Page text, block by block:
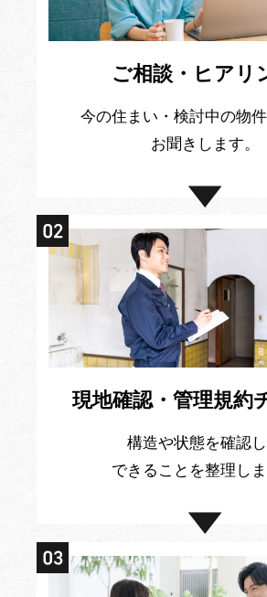
ご相談・ヒアリ
今の住まい・検討中の物
お聞きします。
現地確認・管理規約
構造や状態を確認し
できることを整理しま